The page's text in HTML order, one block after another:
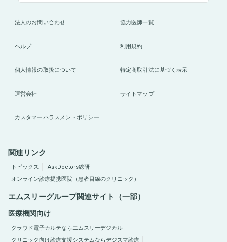
法人のお問い合わせ 協力医師一覧
ヘルプ 利用規約
個人情報の取扱について 特定商取引法に基づく表示
運営会社 サイトマップ
カスタマーハラスメントポリシー
関連リンク
トピックス
AskDoctors総研
オンライン診療提携医院（患者目線のクリニック）
エムスリーグループ関連サイト（一部）
医療機関向け
クラウド電子カルテならエムスリーデジカル
クリニック向け診療支援システムならデジスマ診療